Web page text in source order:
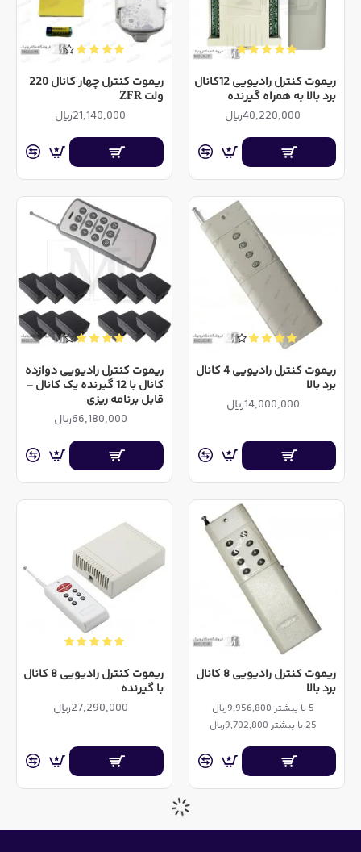
ریموت کنترل رادیویی 12کانال
برد بالا به همراه گیرنده
40,220,000ریال
ریموت کنترل چهار کانال 220
ولت ZFR
21,140,000ریال
ریموت کنترل رادیویی 4 کانال
برد بالا
14,000,000ریال
ریموت کنترل رادیویی دوازده
کانال با 12 گیرنده یک کانال -
قابل برنامه ریزی
66,180,000ریال
ریموت کنترل رادیویی 8 کانال
برد بالا
5 یا بیشتر 9,956,800ریال
25 یا بیشتر 9,702,800ریال
ریموت کنترل رادیویی 8 کانال
با گیرنده
27,290,000ریال